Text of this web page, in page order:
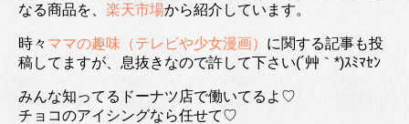
なる商品を、 楽天市場から紹介しています。
時々 ママの趣味（テレビや少女漫画） に関する記事も投
稿してますが、息抜きなので許して下さい(´艸｀*)ｽﾐﾏｾﾝ
みんな知ってるドーナツ店で働いてるよ♡
チョコのアイシングなら任せて♡